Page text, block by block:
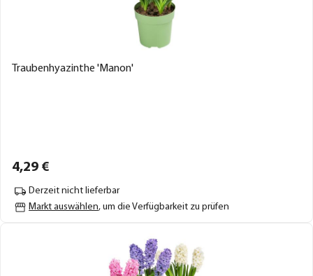
Traubenhyazinthe 'Manon'
4,29 €
Derzeit nicht lieferbar
Markt auswählen, um die Verfügbarkeit zu prüfen